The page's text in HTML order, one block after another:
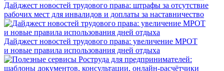
Дайджест новостей трудового права: штрафы за отсутствие
рабочих мест для инвалидов и доплаты за наставничество
Дайджест новостей трудового права: увеличение МРОТ
и новые правила использования дней отдыха